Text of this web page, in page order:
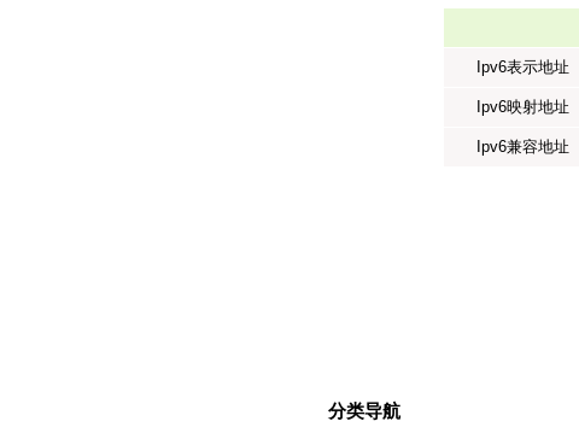
Ipv6表示地址
Ipv6映射地址
Ipv6兼容地址
分类导航